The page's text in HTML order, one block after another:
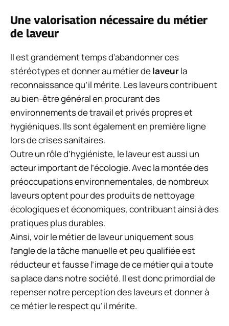
Une valorisation nécessaire du métier
de laveur
Il est grandement temps d’abandonner ces
stéréotypes et donner au métier delaveurla
reconnaissance qu’il mérite. Les laveurs contribuent
au bien-être général en procurant des
environnements de travail et privés propres et
hygiéniques. Ils sont également en première ligne
lors de crises sanitaires.
Outre un rôle d’hygiéniste, le laveur est aussi un
acteur important de l’écologie. Avec la montée des
préoccupations environnementales, de nombreux
laveurs optent pour des produits de nettoyage
écologiques et économiques, contribuant ainsi à des
pratiques plus durables.
Ainsi, voir le métier de laveur uniquement sous
l’angle de la tâche manuelle et peu qualifiée est
réducteur et fausse l’image de ce métier qui a toute
sa place dans notre société. Il est donc primordial de
repenser notre perception des laveurs et donner à
ce métier le respect qu’il mérite.